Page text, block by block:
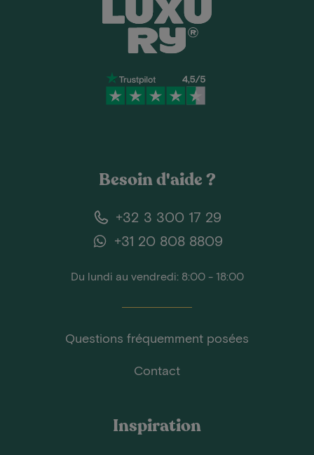
Besoin d'aide ?
+32 3 300 17 29
+31 20 808 8809
Du lundi au vendredi: 8:00 - 18:00
Questions fréquemment posées
Contact
Inspiration